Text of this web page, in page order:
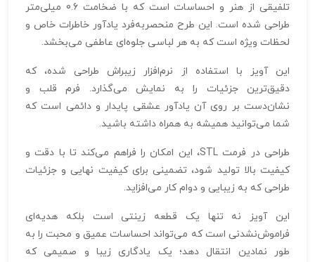
تلفیقی از هنر و احساسات است که با ضخامت 0.6 میلی‌متر
طراحی شده است. این طرح منحصربه‌فرد یادآور خاطرات خاص و
لحظات ویژه است که به هر لباسی جلوه‌ای عاطفی می‌بخشد.
این آویز با استفاده از نرم‌افزار زیبراش طراحی شده، که
دقیق‌ترین جزئیات را به نمایش می‌گذارد. فرم قلب و
نشان‌دست بر روی آن یادآور عشقی پایدار و دائمی است که
شما می‌توانید همیشه به همراه داشته باشید.
طراحی در فرمت STL، این امکان را فراهم می‌کند تا با دقت و
کیفیت بالا تولید شود، تضمینی برای کیفیت نهایی و جزئیات
طراحی که به زیبایی و دوام کار می‌افزاید.
این آویز نه تنها یک قطعه زینتی است بلکه هدیه‌ای
فراموش‌نشدنی است که می‌تواند احساسات عمیق و محبت را به
طور نمادین انتقال دهد؛ یک یادگاری زیبا و صمیمی که